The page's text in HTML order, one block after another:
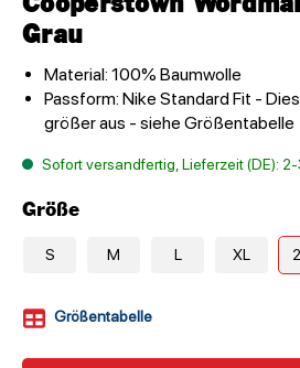
Cooperstown
Grau
Material: 100% Baumwolle
Passform: Nike Standard Fit -
größer aus - siehe Größentabelle
Sofort versandfertig, Lieferzeit (DE):
Größe
S M L XL
Größentabelle